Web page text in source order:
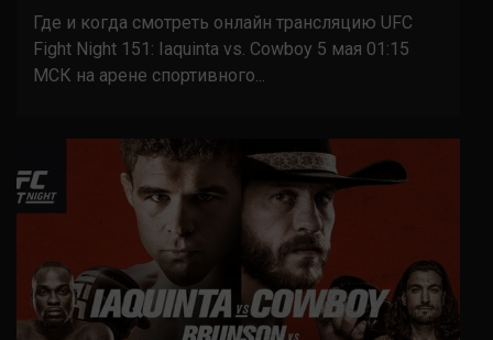
Где и когда смотреть онлайн трансляцию UFC
Fight Night 151: Iaquinta vs. Cowboy 5 мая 01:15
МСК на арене спортивного...